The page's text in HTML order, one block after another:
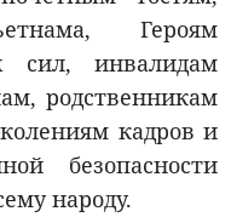
Героям
сил, инвалидам
родственникам
кадров и
безопасности
народу.